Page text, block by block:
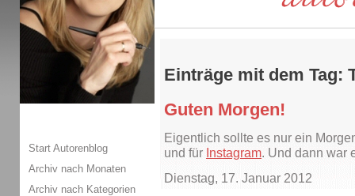
Einträge mit dem Tag:
Guten Morgen!
Eigentlich sollte es nur ein
und für Instagram. Und dann war
Dienstag, 17. Januar 2012
Start Autorenblog
Archiv nach Monaten
Archiv nach Kategorien